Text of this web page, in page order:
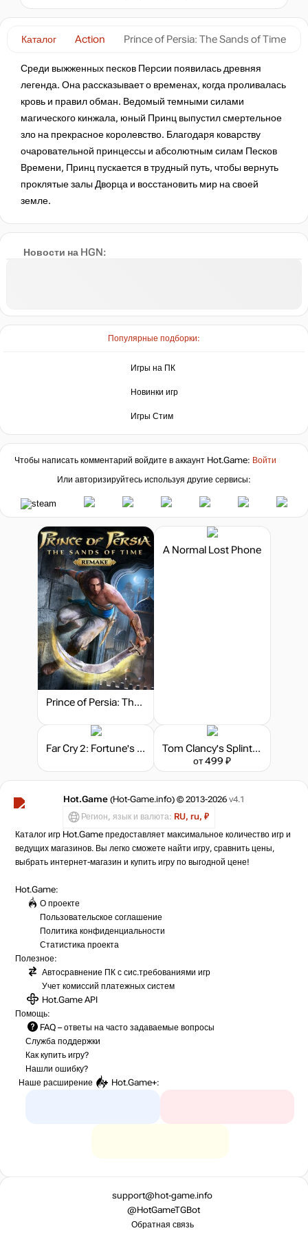
Новости на HGN:
Популярные подборки:
Игры на ПК
Новинки игр
Игры Стим
Каталог Action Prince of Persia: The Sands of Time
Среди выжженных песков Персии появилась древняя
легенда. Она рассказывает о временах, когда проливалась
кровь и правил обман. Ведомый темными силами
магического кинжала, юный Принц выпустил смертельное
зло на прекрасное королевство. Благодаря коварству
очаровательной принцессы и абсолютным силам Песков
Времени, Принц пускается в трудный путь, чтобы вернуть
проклятые залы Дворца и восстановить мир на своей
земле.
нет в наличии
нет в наличии
нет в наличии
нет в наличии
Чтобы написать комментарий войдите в аккаунт Hot.Game: Войти
Или авторизируйтесь используя другие сервисы:
Prince of Persia: The Sands of Time Remake
A Normal Lost Phone
Far Cry 2: Fortune's Edition
Tom Clancy's Splinter Cell
от 499 ₽
Hot.Game (Hot-Game.info) © 2013-2026 v4.1
Регион, язык и валюта: RU, ru, ₽
Каталог игр Hot.Game предоставляет максимальное количество игр и
ведущих магазинов. Вы легко сможете найти игру, сравнить цены,
выбрать интернет-магазин и купить игру по выгодной цене!
Hot.Game:
О проекте
Пользовательское соглашение
Политика конфиденциальности
Статистика проекта
Полезное:
Автосравнение ПК с сис.требованиями игр
Учет комиссий платежных систем
Hot.Game API
Помощь:
FAQ – ответы на часто задаваемые вопросы
Служба поддержки
Как купить игру?
Нашли ошибку?
Наше расширение
Hot.Game+:
support@hot-game.info
@HotGameTGBot
Обратная связь